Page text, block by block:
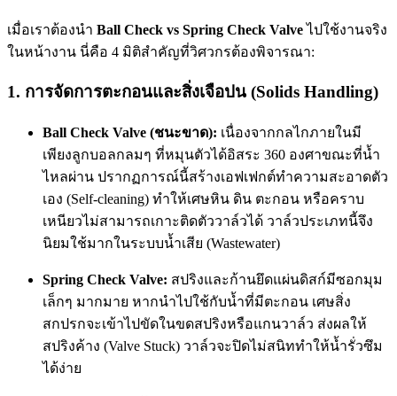
เมื่อเราต้องนำ Ball Check vs Spring Check Valveไปใช้งานจริง
ในหน้างาน นี่คือ 4 มิติสำคัญที่วิศวกรต้องพิจารณา:
1. การจัดการตะกอนและสิ่งเจือปน (Solids Handling)
Ball Check Valve (ชนะขาด): เนื่องจากกลไกภายในมี
เพียงลูกบอลกลมๆ ที่หมุนตัวได้อิสระ 360 องศาขณะที่น้ำ
ไหลผ่าน ปรากฏการณ์นี้สร้างเอฟเฟกต์ทำความสะอาดตัว
เอง (Self-cleaning) ทำให้เศษหิน ดิน ตะกอน หรือคราบ
เหนียวไม่สามารถเกาะติดตัววาล์วได้ วาล์วประเภทนี้จึง
นิยมใช้มากในระบบน้ำเสีย (Wastewater)
Spring Check Valve: สปริงและก้านยึดแผ่นดิสก์มีซอกมุม
เล็กๆ มากมาย หากนำไปใช้กับน้ำที่มีตะกอน เศษสิ่ง
สกปรกจะเข้าไปขัดในขดสปริงหรือแกนวาล์ว ส่งผลให้
สปริงค้าง (Valve Stuck) วาล์วจะปิดไม่สนิททำให้น้ำรั่วซึม
ได้ง่าย